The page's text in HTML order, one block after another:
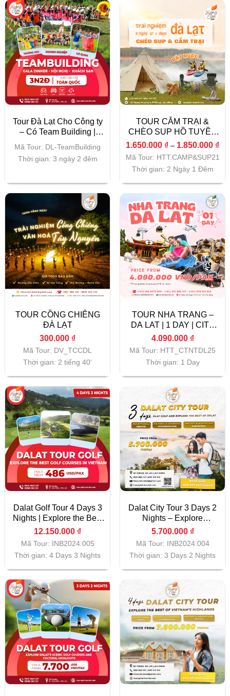
Tour Đà Lạt Cho Công ty
– Có Team Building |
Mã Tour: DL-TeamBuilding
Thời gian: 3 ngày 2 đêm
TOUR CẮM TRẠI &
CHÈO SUP HỒ TUYỀN
LÂM 2N1Đ
1.650.000 ₫ – 1.850.000 ₫
Mã Tour: HTT.CAMP&SUP21
Thời gian: 2 Ngày 1 Đêm
TOUR CỒNG CHIÊNG
ĐÀ LẠT
300.000 ₫
Mã Tour: DV_TCCDL
Thời gian: 2 tiếng 40'
TOUR NHA TRANG –
DA LAT | 1 DAY | CITY
TOUR
4.090.000 ₫
Mã Tour: HTT_CTNTDL25
Thời gian: 1 Day
Dalat Golf Tour 4 Days 3
Nights | Explore the Best
Golf Courses in Vietnam
12.150.000 ₫
Mã Tour: INB2024.005
Thời gian: 4 Days 3 Nights
Dalat City Tour 3 Days 2
Nights – Explore
Vietnam’s Hidden Gem
5.700.000 ₫
Mã Tour: INB2024.004
Thời gian: 3 Days 2 Nights